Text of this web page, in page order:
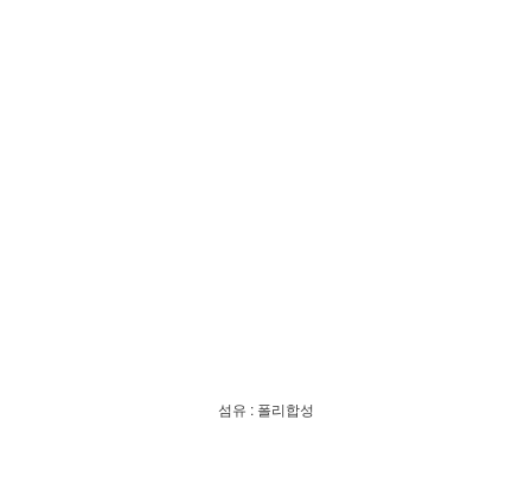
섬유 : 폴리합성